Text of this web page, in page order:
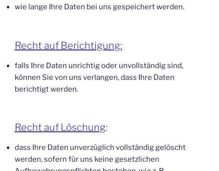
wie lange Ihre Daten bei uns gespeichert werden.
Recht auf Berichtigung:
falls Ihre Daten unrichtig oder unvollständig sind,
können Sie von uns verlangen, dass Ihre Daten
berichtigt werden.
Recht auf Löschung:
dass Ihre Daten unverzüglich vollständig gelöscht
werden, sofern für uns keine gesetzlichen